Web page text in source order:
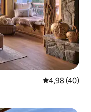
4,98 av 5 i
4,98 (40)